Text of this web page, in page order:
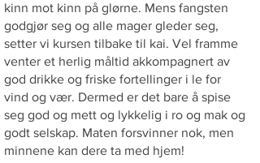
kinn mot kinn på glørne. Mens fangsten
godgjør seg og alle mager gleder seg,
setter vi kursen tilbake til kai. Vel framme
venter et herlig måltid akkompagnert av
god drikke og friske fortellinger i le for
vind og vær. Dermed er det bare å spise
seg god og mett og lykkelig i ro og mak og
godt selskap. Maten forsvinner nok, men
minnene kan dere ta med hjem!